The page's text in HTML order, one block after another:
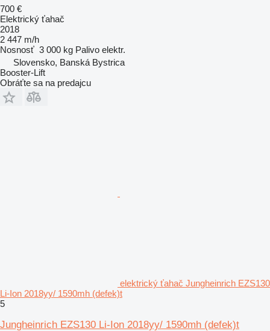
700 €
Elektrický ťahač
2018
2 447 m/h
Nosnosť 3 000 kg Palivo elektr.
Slovensko, Banská Bystrica
Booster-Lift
Obráťte sa na predajcu
elektrický ťahač Jungheinrich EZS130
Li-Ion 2018yy/ 1590mh (defek)t
5
Jungheinrich EZS130 Li-Ion 2018yy/ 1590mh (defek)t